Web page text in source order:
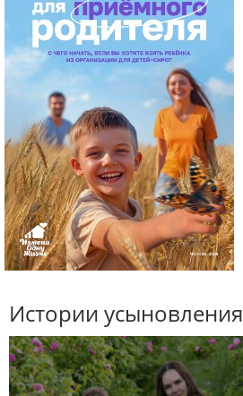
Истории усыновления